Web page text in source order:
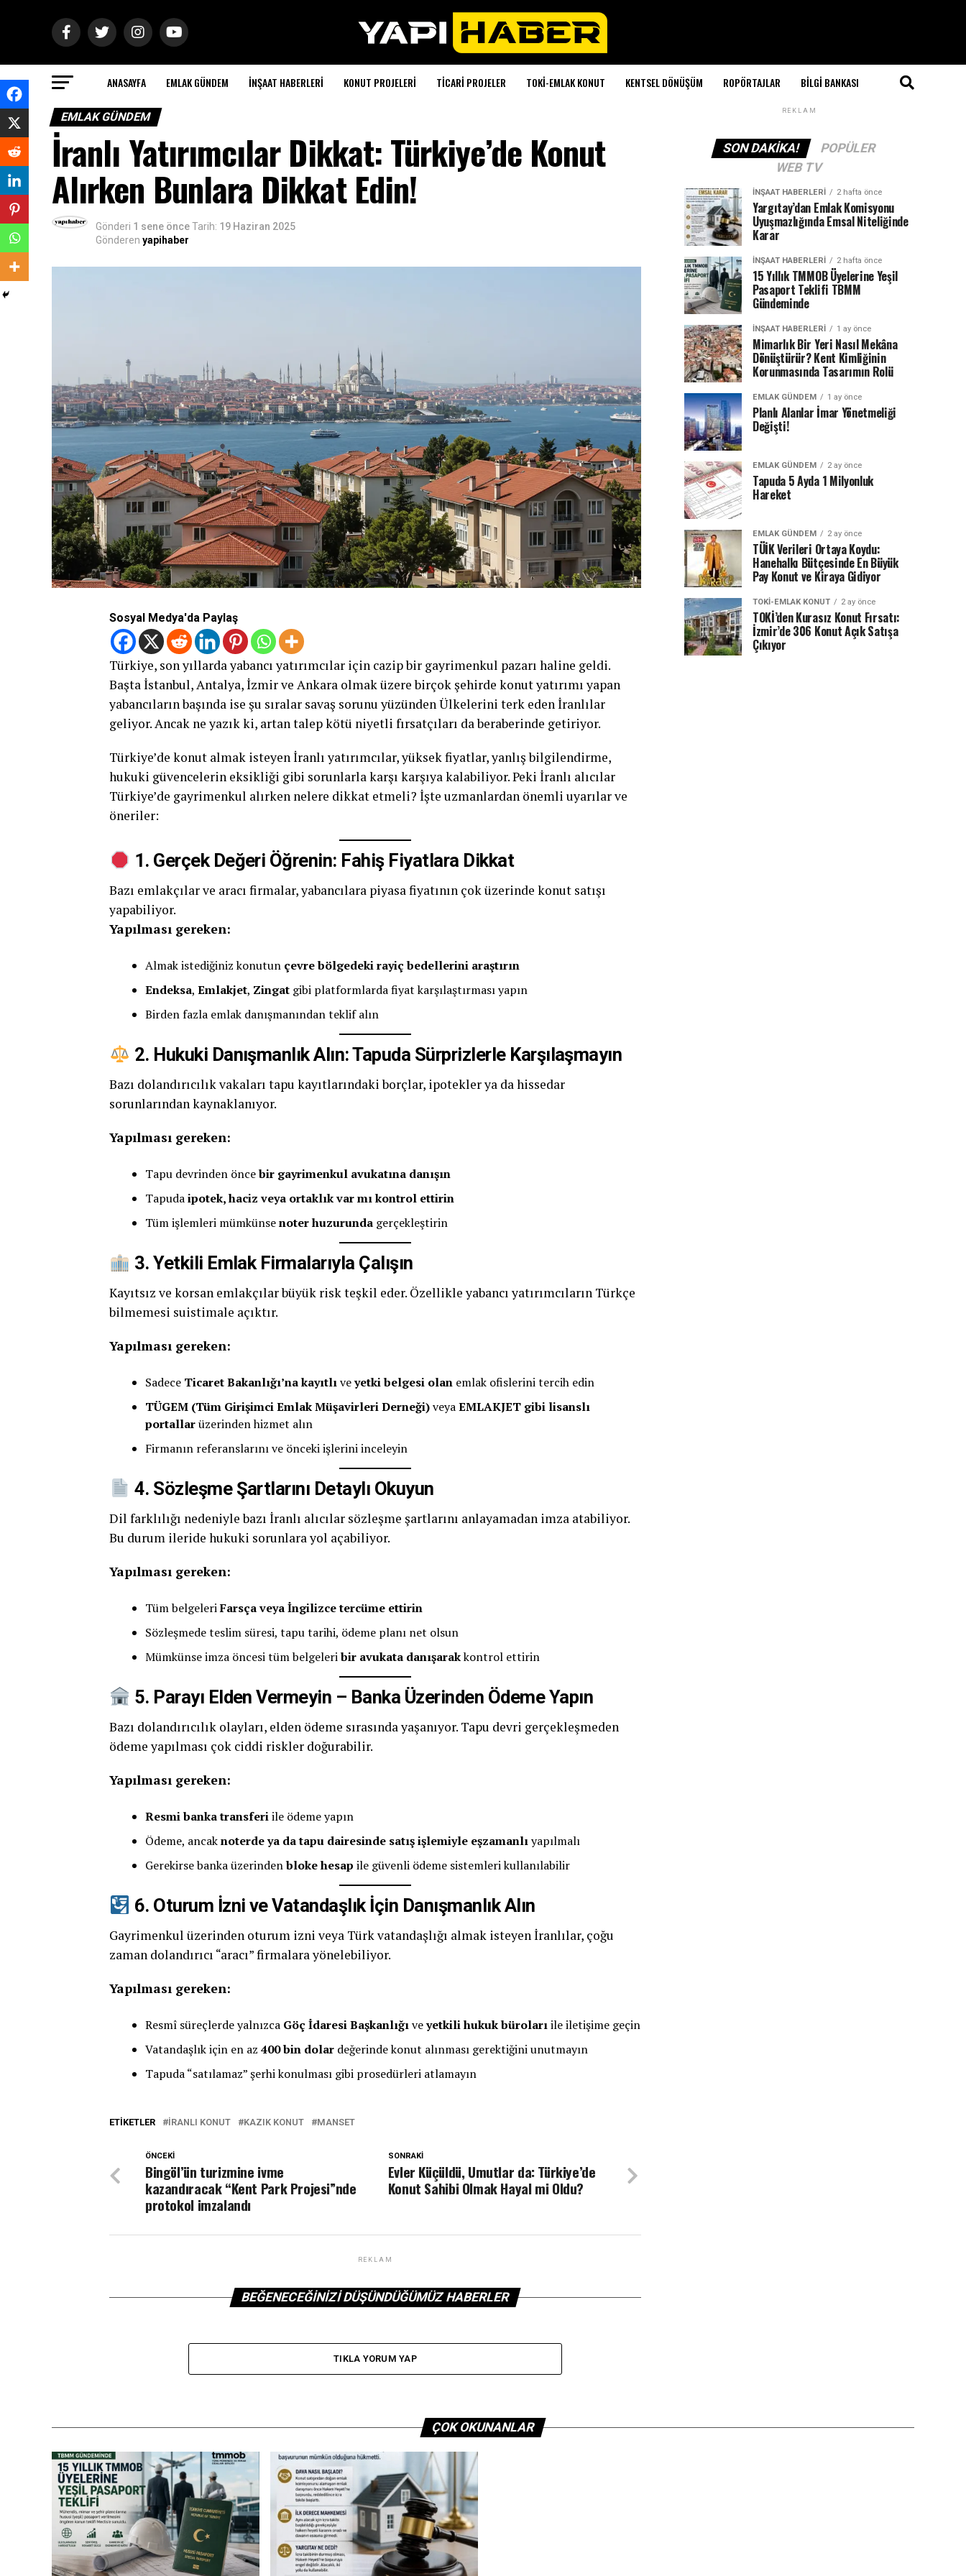
ANASAYFA EMLAK GÜNDEM İNŞAAT HABERLERI KONUT PROJELERI TICARI PROJELER TOKI-EMLAK KONUT KENTSEL DÖNÜŞÜM ROPÖRTAJLAR BILGI BANKASI
EMLAK GÜNDEM
İranlı Yatırımcılar Dikkat: Türkiye’de Konut
Alırken Bunlara Dikkat Edin!
Gönderi 1 sene önceTarih: 19 Haziran 2025
Gönderen yapihaber
Sosyal Medya'da Paylaş
Türkiye, son yıllarda yabancı yatırımcılar için cazip bir gayrimenkul pazarı haline geldi.
Başta İstanbul, Antalya, İzmir ve Ankara olmak üzere birçok şehirde konut yatırımı yapan
yabancıların başında ise şu sıralar savaş sorunu yüzünden Ülkelerini terk eden İranlılar
geliyor. Ancak ne yazık ki, artan talep kötü niyetli fırsatçıları da beraberinde getiriyor.
Türkiye’de konut almak isteyen İranlı yatırımcılar, yüksek fiyatlar, yanlış bilgilendirme,
hukuki güvencelerin eksikliği gibi sorunlarla karşı karşıya kalabiliyor. Peki İranlı alıcılar
Türkiye’de gayrimenkul alırken nelere dikkat etmeli? İşte uzmanlardan önemli uyarılar ve
öneriler:
1. Gerçek Değeri Öğrenin: Fahiş Fiyatlara Dikkat
Bazı emlakçılar ve aracı firmalar, yabancılara piyasa fiyatının çok üzerinde konut satışı
yapabiliyor.
Yapılması gereken:
Almak istediğiniz konutun çevre bölgedeki rayiç bedellerini araştırın
Endeksa, Emlakjet, Zingat gibi platformlarda fiyat karşılaştırması yapın
Birden fazla emlak danışmanından teklif alın
2. Hukuki Danışmanlık Alın: Tapuda Sürprizlerle Karşılaşmayın
Bazı dolandırıcılık vakaları tapu kayıtlarındaki borçlar, ipotekler ya da hissedar
sorunlarından kaynaklanıyor.
Yapılması gereken:
Tapu devrinden öncebir gayrimenkul avukatına danışın
Tapudaipotek, haciz veya ortaklık var mı kontrol ettirin
Tüm işlemleri mümkünsenoter huzurunda gerçekleştirin
3. Yetkili Emlak Firmalarıyla Çalışın
Kayıtsız ve korsan emlakçılar büyük risk teşkil eder. Özellikle yabancı yatırımcıların Türkçe
bilmemesi suistimale açıktır.
Yapılması gereken:
Sadece Ticaret Bakanlığı’na kayıtlıveyetki belgesi olan emlak ofislerini tercih edin
TÜGEM (Tüm Girişimci Emlak Müşavirleri Derneği)veyaEMLAKJET gibi lisanslı
portallarüzerinden hizmet alın
Firmanın referanslarını ve önceki işlerini inceleyin
4. Sözleşme Şartlarını Detaylı Okuyun
Dil farklılığı nedeniyle bazı İranlı alıcılar sözleşme şartlarını anlayamadan imza atabiliyor.
Bu durum ileride hukuki sorunlara yol açabiliyor.
Yapılması gereken:
Tüm belgeleriFarsça veya İngilizce tercüme ettirin
Sözleşmede teslim süresi, tapu tarihi, ödeme planı net olsun
Mümkünse imza öncesi tüm belgeleribir avukata danışarakkontrol ettirin
5. Parayı Elden Vermeyin – Banka Üzerinden Ödeme Yapın
Bazı dolandırıcılık olayları, elden ödeme sırasında yaşanıyor. Tapu devri gerçekleşmeden
ödeme yapılması çok ciddi riskler doğurabilir.
Yapılması gereken:
Resmi banka transferiile ödeme yapın
Ödeme, ancaknoterde ya da tapu dairesinde satış işlemiyle eşzamanlıyapılmalı
Gerekirse banka üzerindenbloke hesap ile güvenli ödeme sistemleri kullanılabilir
6. Oturum İzni ve Vatandaşlık İçin Danışmanlık Alın
Gayrimenkul üzerinden oturum izni veya Türk vatandaşlığı almak isteyen İranlılar, çoğu
zaman dolandırıcı “aracı” firmalara yönelebiliyor.
Yapılması gereken:
Resmî süreçlerde yalnızca Göç İdaresi Başkanlığıveyetkili hukuk bürolarıile iletişime geçin
Vatandaşlık için en az 400 bin dolar değerinde konut alınması gerektiğini unutmayın
Tapuda “satılamaz” şerhi konulması gibi prosedürleri atlamayın
ETIKETLER IRANLI KONUT KAZIK KONUT MANSET
SONRAKI
Evler Küçüldü, Umutlar da: Türkiye’de
Konut Sahibi Olmak Hayal mi Oldu?
ÖNCEKI
Bingöl’ün turizmine ivme
kazandıracak “Kent Park Projesi”nde
protokol imzalandı
REKLAM
BEĞENECEĞINIZI DÜŞÜNDÜĞÜMÜZ HABERLER
TIKLA YORUM YAP
REKLAM
SON DAKIKA!
POPÜLER
WEB TV
İNŞAAT HABERLERI 2 hafta önce
Yargıtay’dan Emlak Komisyonu
Uyuşmazlığında Emsal Niteliğinde
Karar
İNŞAAT HABERLERI 2 hafta önce
15 Yıllık TMMOB Üyelerine Yeşil
Pasaport Teklifi TBMM
Gündeminde
İNŞAAT HABERLERI 1 ay önce
Mimarlık Bir Yeri Nasıl Mekâna
Dönüştürür? Kent Kimliğinin
Korunmasında Tasarımın Rolü
EMLAK GÜNDEM 1 ay önce
Planlı Alanlar İmar Yönetmeliği
Değişti!
EMLAK GÜNDEM 2 ay önce
Tapuda 5 Ayda 1 Milyonluk
Hareket
EMLAK GÜNDEM 2 ay önce
TÜİK Verileri Ortaya Koydu:
Hanehalkı Bütçesinde En Büyük
Pay Konut ve Kiraya Gidiyor
TOKI-EMLAK KONUT 2 ay önce
TOKİ’den Kurasız Konut Fırsatı:
İzmir’de 306 Konut Açık Satışa
Çıkıyor
ÇOK OKUNANLAR